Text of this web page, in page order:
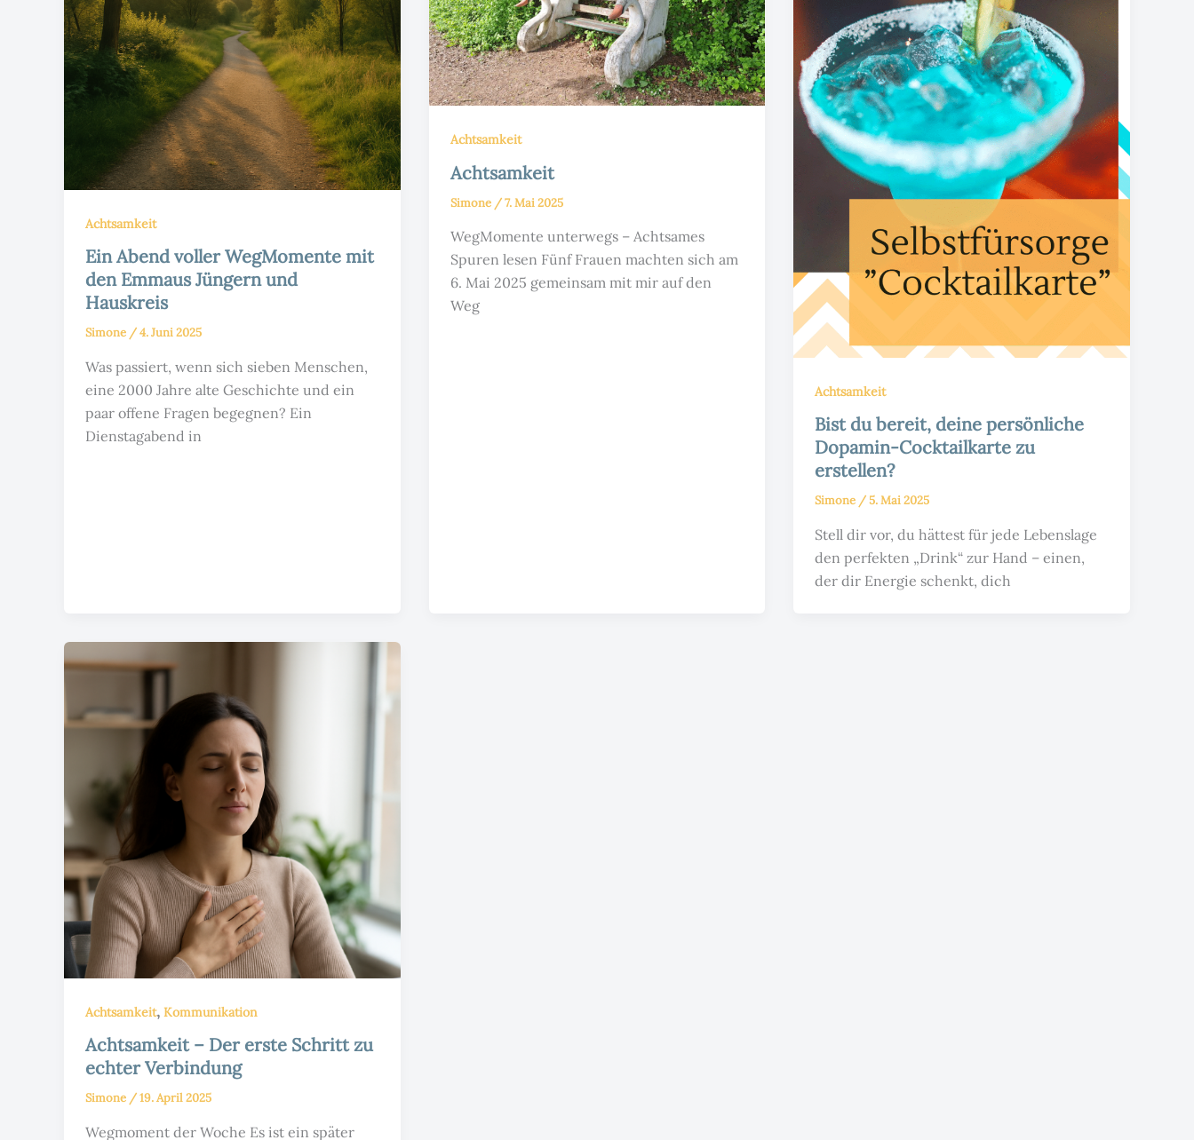
Achtsamkeit
Ein Abend voller WegMomente mit
den Emmaus Jüngern und
Hauskreis
Simone /4. Juni 2025
Was passiert, wenn sich sieben Menschen,
eine 2000 Jahre alte Geschichte und ein
paar offene Fragen begegnen? Ein
Dienstagabend in
Achtsamkeit
Achtsamkeit
Simone /7. Mai 2025
WegMomente unterwegs – Achtsames
Spuren lesen Fünf Frauen machten sich am
6. Mai 2025 gemeinsam mit mir auf den
Weg
Achtsamkeit
Bist du bereit, deine persönliche
Dopamin-Cocktailkarte zu
erstellen?
Simone /5. Mai 2025
Stell dir vor, du hättest für jede Lebenslage
den perfekten „Drink“ zur Hand – einen,
der dir Energie schenkt, dich
Achtsamkeit, Kommunikation
Achtsamkeit – Der erste Schritt zu
echter Verbindung
Simone /19. April 2025
Wegmoment der Woche Es ist ein später